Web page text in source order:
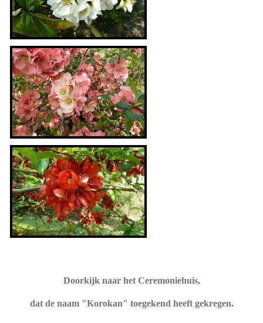
Doorkijk naar het Ceremoniehuis,
dat de naam "Korokan" toegekend heeft gekregen.